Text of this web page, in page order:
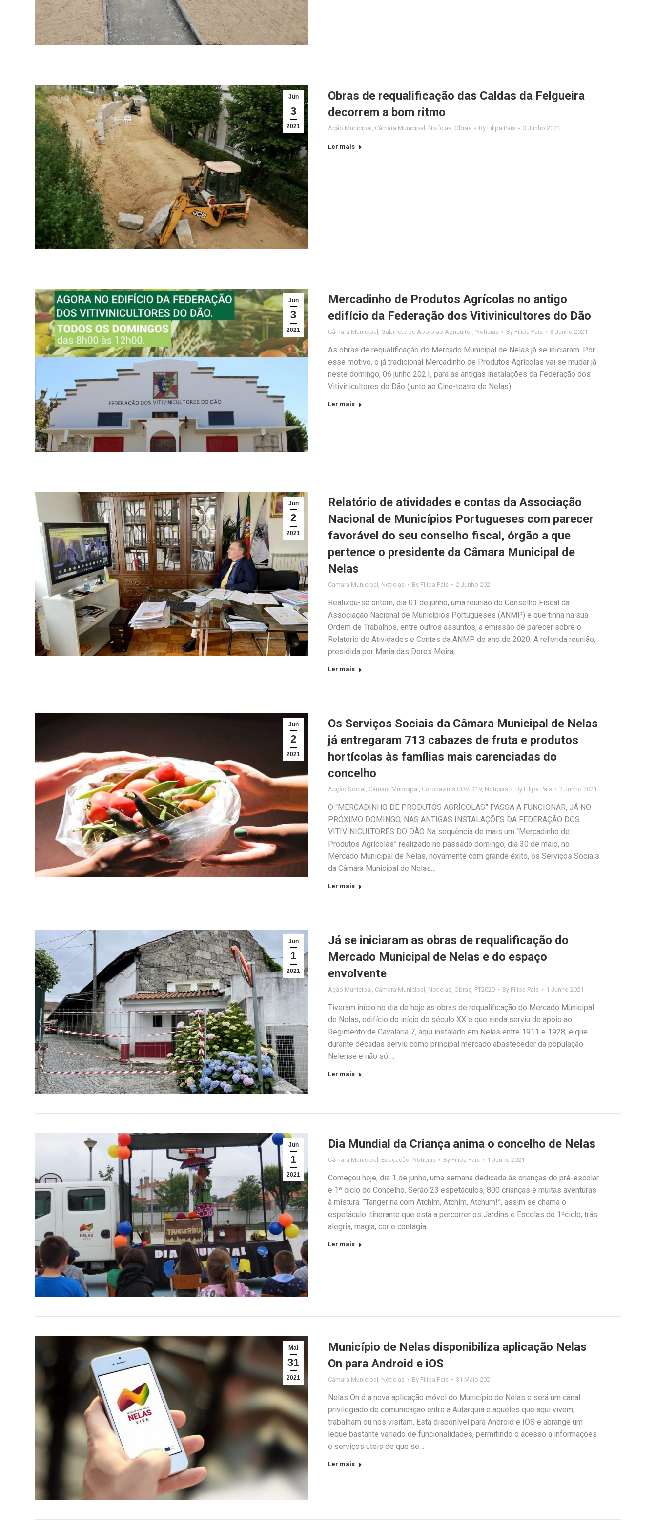
Jun
3
2021
Obras de requalificação das Caldas da Felgueira
decorrem a bom ritmo
Ação Municipal , Câmara Municipal , Notícias, Obras By Filipa Pais 3 Junho 2021
Ler mais
Jun
3
2021
Mercadinho de Produtos Agrícolas no antigo
edifício da Federação dos Vitivinicultores do Dão
Câmara Municipal Gabinete de Apoio ao Agricultor Notícias By Filipa Pais 3 Junho 2021
As obras de requalificação do Mercado Municipal de Nelas já se iniciaram. Por
esse motivo, o já tradicional Mercadinho de Produtos Agrícolas vai se mudar já
neste domingo, 06 junho 2021, para as antigas instalações da Federação dos
Vitivinicultores do Dão (junto ao Cine-teatro de Nelas).
Ler mais
Jun
2
2021
Relatório de atividades e contas da Associação
Nacional de Municípios Portugueses com parecer
favorável do seu conselho fiscal, órgão a que
pertence o presidente da Câmara Municipal de
Nelas
Câmara Municipal , Notícias By Filipa Pais 2 Junho 2021
Realizou-se ontem, dia 01 de junho, uma reunião do Conselho Fiscal da
Associação Nacional de Municípios Portugueses (ANMP) e que tinha na sua
Ordem de Trabalhos, entre outros assuntos, a emissão de parecer sobre o
Relatório de Atividades e Contas da ANMP do ano de 2020. A referida reunião,
presidida por Maria das Dores Meira,…
Ler mais
Jun
2
2021
Os Serviços Sociais da Câmara Municipal de Nelas
já entregaram 713 cabazes de fruta e produtos
hortícolas às famílias mais carenciadas do
concelho
Acção Social , Câmara Municipal , Coronavirus COVID19, Notícias By Filipa Pais 2 Junho 2021
O “MERCADINHO DE PRODUTOS AGRÍCOLAS” PASSA A FUNCIONAR, JÁ NO
PRÓXIMO DOMINGO, NAS ANTIGAS INSTALAÇÕES DA FEDERAÇÃO DOS
VITIVINICULTORES DO DÃO Na sequência de mais um “Mercadinho de
Produtos Agrícolas” realizado no passado domingo, dia 30 de maio, no
Mercado Municipal de Nelas, novamente com grande êxito, os Serviços Sociais
da Câmara Municipal de Nelas…
Ler mais
Jun
1
2021
Já se iniciaram as obras de requalificação do
Mercado Municipal de Nelas e do espaço
envolvente
Ação Municipal , Câmara Municipal , Notícias, Obras, PT2020 By Filipa Pais 1 Junho 2021
Tiveram início no dia de hoje as obras de requalificação do Mercado Municipal
de Nelas, edifício do início do século XX e que ainda serviu de apoio ao
Regimento de Cavalaria 7, aqui instalado em Nelas entre 1911 e 1928, e que
durante décadas serviu como principal mercado abastecedor da população
Nelense e não só.…
Ler mais
Jun
1
2021
Dia Mundial da Criança anima o concelho de Nelas
Câmara Municipal Educação Notícias By Filipa Pais 1 Junho 2021
Começou hoje, dia 1 de junho, uma semana dedicada às crianças do pré-escolar
e 1º ciclo do Concelho. Serão 23 espetáculos, 800 crianças e muitas aventuras
à mistura. “Tangerina com Atchim, Atchim, Atchum!”, assim se chama o
espetáculo itinerante que está a percorrer os Jardins e Escolas do 1ºciclo, trás
alegria, magia, cor e contagia…
Ler mais
Mai
31
2021
Município de Nelas disponibiliza aplicação Nelas
On para Android e iOS
Câmara Municipal , Notícias By Filipa Pais 31 Maio 2021
Nelas On é a nova aplicação móvel do Município de Nelas e será um canal
privilegiado de comunicação entre a Autarquia e aqueles que aqui vivem,
trabalham ou nos visitam. Está disponível para Android e IOS e abrange um
leque bastante variado de funcionalidades, permitindo o acesso a informações
e serviços uteis de que se…
Ler mais